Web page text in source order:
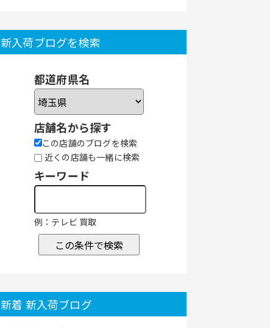
新入荷ブログを検索
都道府県名
店舗名から探す
この店舗のブログを検索
近くの店舗も一緒に検索
キーワード
例：テレビ 買取
この条件で検索
新着 新入荷ブログ